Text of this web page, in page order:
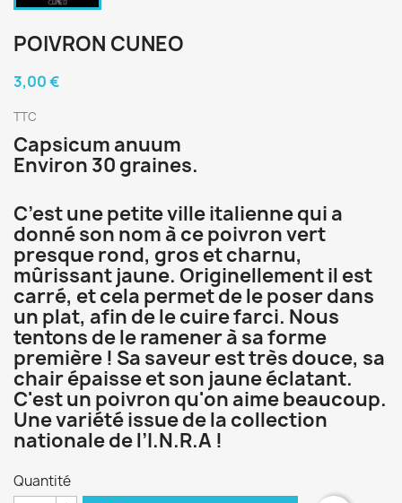
POIVRON CUNEO
3,00 €
TTC
Capsicum anuum
Environ 30 graines.
C’est une petite ville italienne qui a
donné son nom à ce poivron vert
presque rond, gros et charnu,
mûrissant jaune. Originellement il est
carré, et cela permet de le poser dans
un plat, afin de le cuire farci. Nous
tentons de le ramener à sa forme
première ! Sa saveur est très douce, sa
chair épaisse et son jaune éclatant.
C'est un poivron qu'on aime beaucoup.
Une variété issue de la collection
nationale de l’I.N.R.A !
Quantité